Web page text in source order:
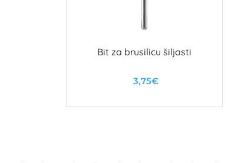
Bit za brusilicu šiljasti
3,75€
U košaricu